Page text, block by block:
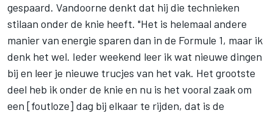
gespaard. Vandoorne denkt dat hij die technieken
stilaan onder de knie heeft. "Het is helemaal andere
manier van energie sparen dan in de Formule 1, maar ik
denk het wel. Ieder weekend leer ik wat nieuwe dingen
bij en leer je nieuwe trucjes van het vak. Het grootste
deel heb ik onder de knie en nu is het vooral zaak om
een [foutloze] dag bij elkaar te rijden, dat is de